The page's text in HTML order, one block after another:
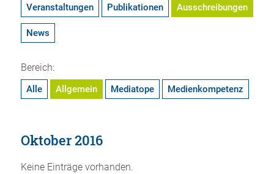
Veranstaltungen Publikationen Ausschreibungen
News
Bereich:
Alle Allgemein Mediatope Medienkompetenz
Oktober 2016
Keine Einträge vorhanden.